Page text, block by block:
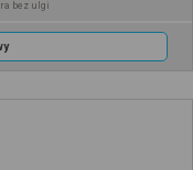
bez ulgi